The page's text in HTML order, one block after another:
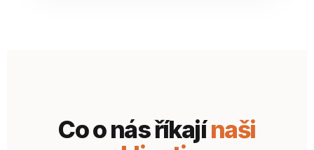
Co o nás říkajínaši